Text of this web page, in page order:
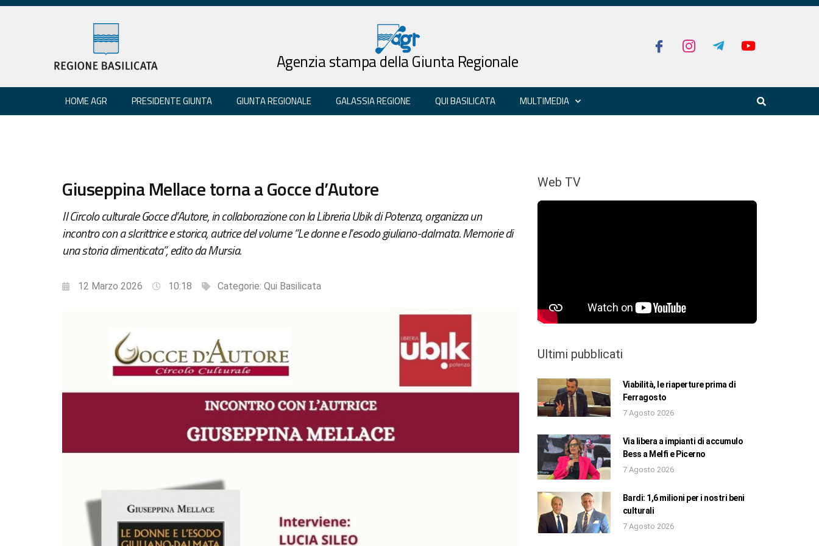
Agenzia stampa della Giunta Regionale
HOME AGR PRESIDENTE GIUNTA GIUNTA REGIONALE GALASSIA REGIONE QUI BASILICATA MULTIMEDIA
Giuseppina Mellace torna a Gocce d’Autore
Il Circolo culturale Gocce d’Autore, in collaborazione con la Libreria Ubik di Potenza, organizza un
incontro con a slcrittrice e storica, autrice del volume “Le donne e l’esodo giuliano-dalmata. Memorie di
una storia dimenticata”, edito da Mursia.
12 Marzo 2026 10:18 Categorie: Qui Basilicata
Web TV
Ultimi pubblicati
Viabilità, le riaperture prima di
Ferragosto
7 Agosto 2026
Via libera a impianti di accumulo
Bess a Melfi e Picerno
7 Agosto 2026
Bardi: 1,6 milioni per i nostri beni
culturali
7 Agosto 2026